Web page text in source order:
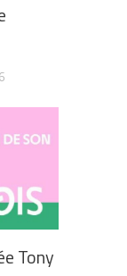
Tony